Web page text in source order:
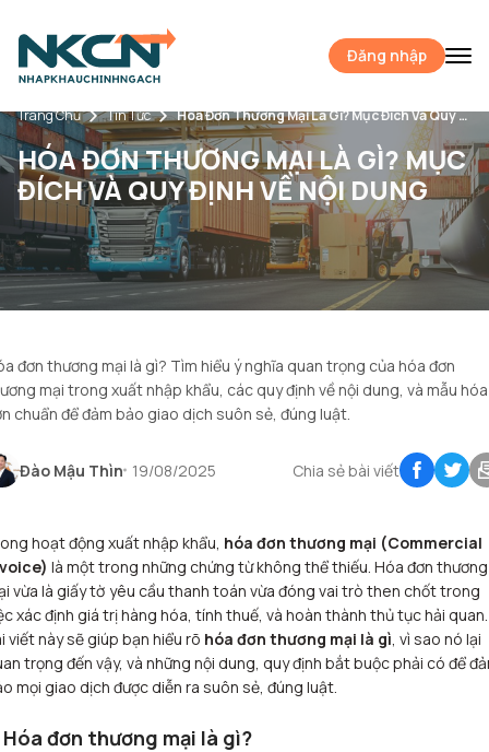
Đăng nhập
Trang Chủ Tin Tức Hóa Đơn Thương Mại Là Gì? Mục Đích Và Quy Định Về Nội Dung
HÓA ĐƠN THƯƠNG MẠI LÀ GÌ? MỤC
ĐÍCH VÀ QUY ĐỊNH VỀ NỘI DUNG
đơn thương mại là gì? Tìm hiểu ý nghĩa quan trọng của hóa đơn
mại trong xuất nhập khẩu, các quy định về nội dung, và mẫu hóa
chuẩn để đảm bảo giao dịch suôn sẻ, đúng luật.
Đào Mậu Thìn 19/08/2025 Chia sẻ bài viết
hoạt động xuất nhập khẩu, hóa đơn thương mại (Commercial
là một trong những chứng từ không thể thiếu. Hóa đơn thương
vừa là giấy tờ yêu cầu thanh toán vừa đóng vai trò then chốt trong
xác định giá trị hàng hóa, tính thuế, và hoàn thành thủ tục hải quan.
viết này sẽ giúp bạn hiểu rõ hóa đơn thương mại là gì, vì sao nó lại
trọng đến vậy, và những nội dung, quy định bắt buộc phải có để
mọi giao dịch được diễn ra suôn sẻ, đúng luật.
Hóa đơn thương mại là gì?